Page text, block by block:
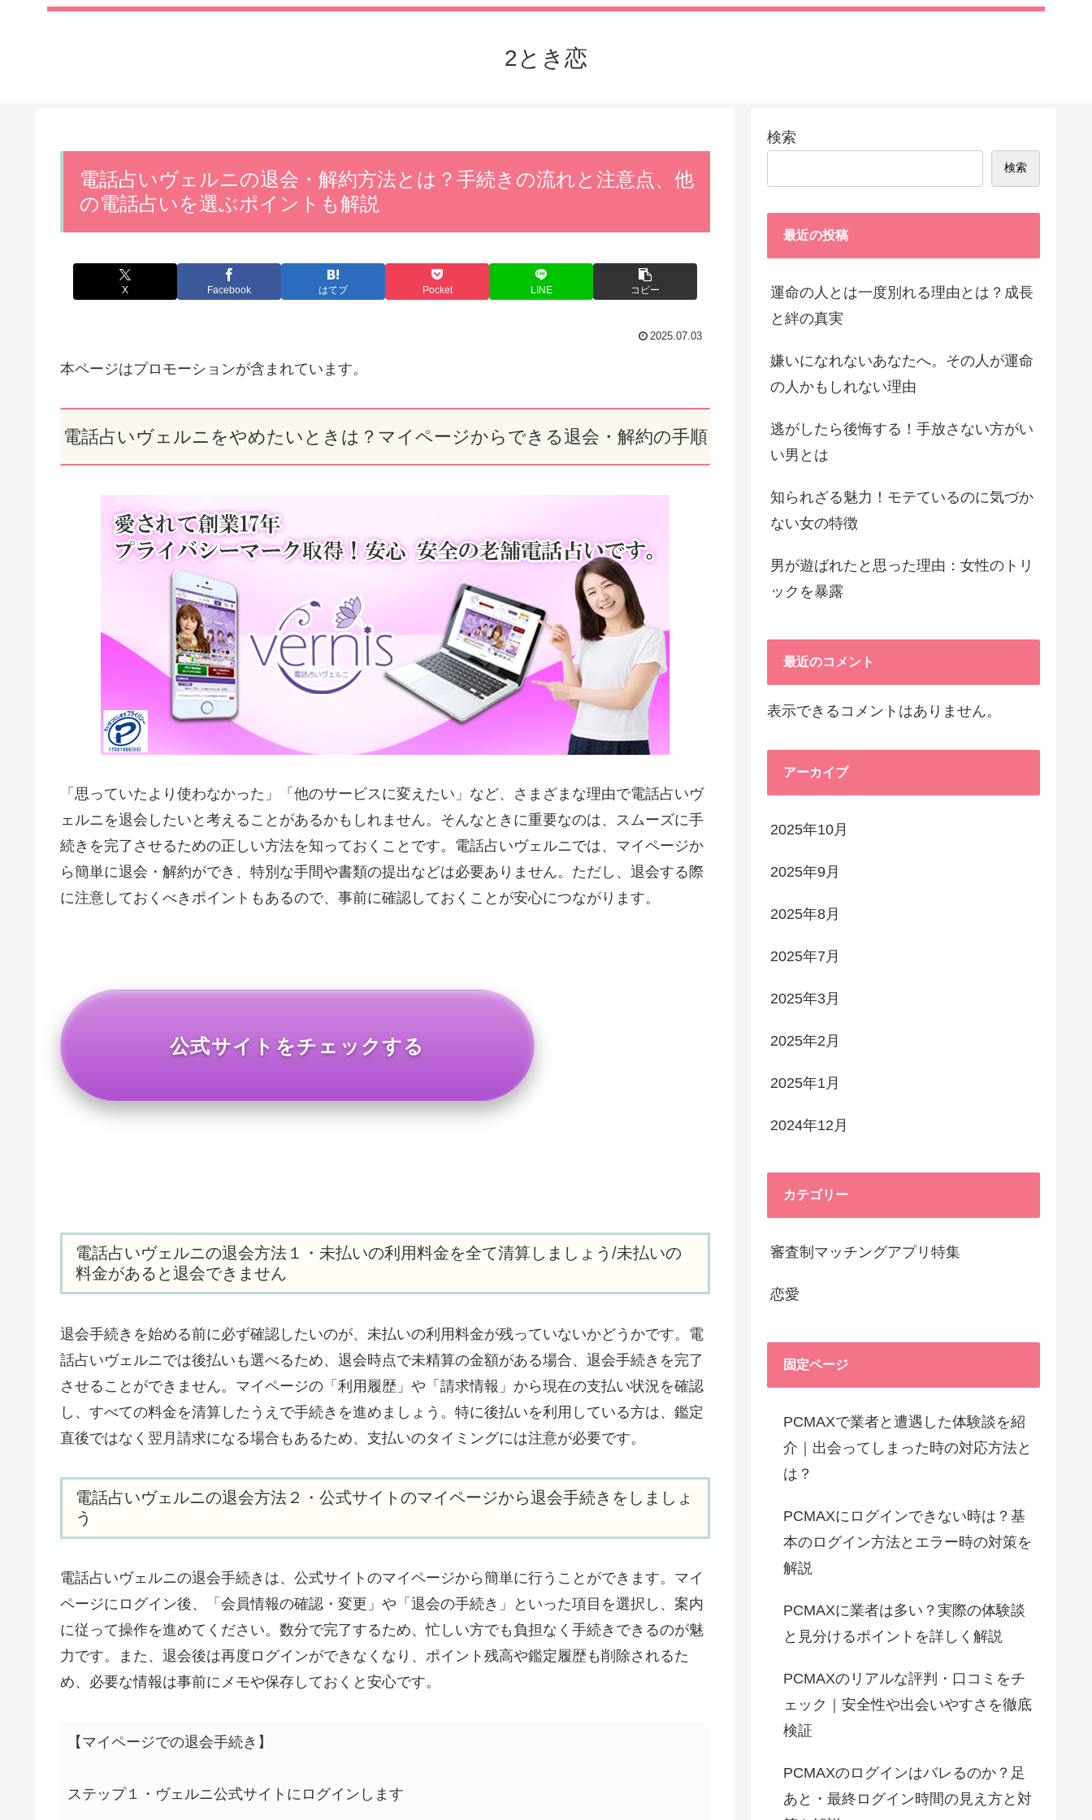
2とき恋
電話占いヴェルニの退会・解約方法とは？手続きの流れと注意点、他
の電話占いを選ぶポイントも解説
X Facebook はてブ Pocket LINE コピー
2025.07.03
本ページはプロモーションが含まれています。
電話占いヴェルニをやめたいときは？マイページからできる退会・解約の手順
「思っていたより使わなかった」「他のサービスに変えたい」など、さまざまな理由で電話占いヴ
ェルニを退会したいと考えることがあるかもしれません。そんなときに重要なのは、スムーズに手
続きを完了させるための正しい方法を知っておくことです。電話占いヴェルニでは、マイページか
ら簡単に退会・解約ができ、特別な手間や書類の提出などは必要ありません。ただし、退会する際
に注意しておくべきポイントもあるので、事前に確認しておくことが安心につながります。
公式サイトをチェックする
電話占いヴェルニの退会方法１・未払いの利用料金を全て清算しましょう/未払いの
料金があると退会できません
退会手続きを始める前に必ず確認したいのが、未払いの利用料金が残っていないかどうかです。電
話占いヴェルニでは後払いも選べるため、退会時点で未精算の金額がある場合、退会手続きを完了
させることができません。マイページの「利用履歴」や「請求情報」から現在の支払い状況を確認
し、すべての料金を清算したうえで手続きを進めましょう。特に後払いを利用している方は、鑑定
直後ではなく翌月請求になる場合もあるため、支払いのタイミングには注意が必要です。
電話占いヴェルニの退会方法２・公式サイトのマイページから退会手続きをしましょ
う
電話占いヴェルニの退会手続きは、公式サイトのマイページから簡単に行うことができます。マイ
ページにログイン後、「会員情報の確認・変更」や「退会の手続き」といった項目を選択し、案内
に従って操作を進めてください。数分で完了するため、忙しい方でも負担なく手続きできるのが魅
力です。また、退会後は再度ログインができなくなり、ポイント残高や鑑定履歴も削除されるた
め、必要な情報は事前にメモや保存しておくと安心です。
【マイページでの退会手続き】
ステップ１・ヴェルニ公式サイトにログインします
検索
検索
最近の投稿
運命の人とは一度別れる理由とは？成長
と絆の真実
嫌いになれないあなたへ。その人が運命
の人かもしれない理由
逃がしたら後悔する！手放さない方がい
い男とは
知られざる魅力！モテているのに気づか
ない女の特徴
男が遊ばれたと思った理由：女性のトリ
ックを暴露
最近のコメント
表示できるコメントはありません。
アーカイブ
2025年10月
2025年9月
2025年8月
2025年7月
2025年3月
2025年2月
2025年1月
2024年12月
カテゴリー
審査制マッチングアプリ特集
恋愛
固定ページ
PCMAXで業者と遭遇した体験談を紹
介｜出会ってしまった時の対応方法と
は？
PCMAXにログインできない時は？基
本のログイン方法とエラー時の対策を
解説
PCMAXに業者は多い？実際の体験談
と見分けるポイントを詳しく解説
PCMAXのリアルな評判・口コミをチ
ェック｜安全性や出会いやすさを徹底
検証
PCMAXのログインはバレるのか？足
あと・最終ログイン時間の見え方と対